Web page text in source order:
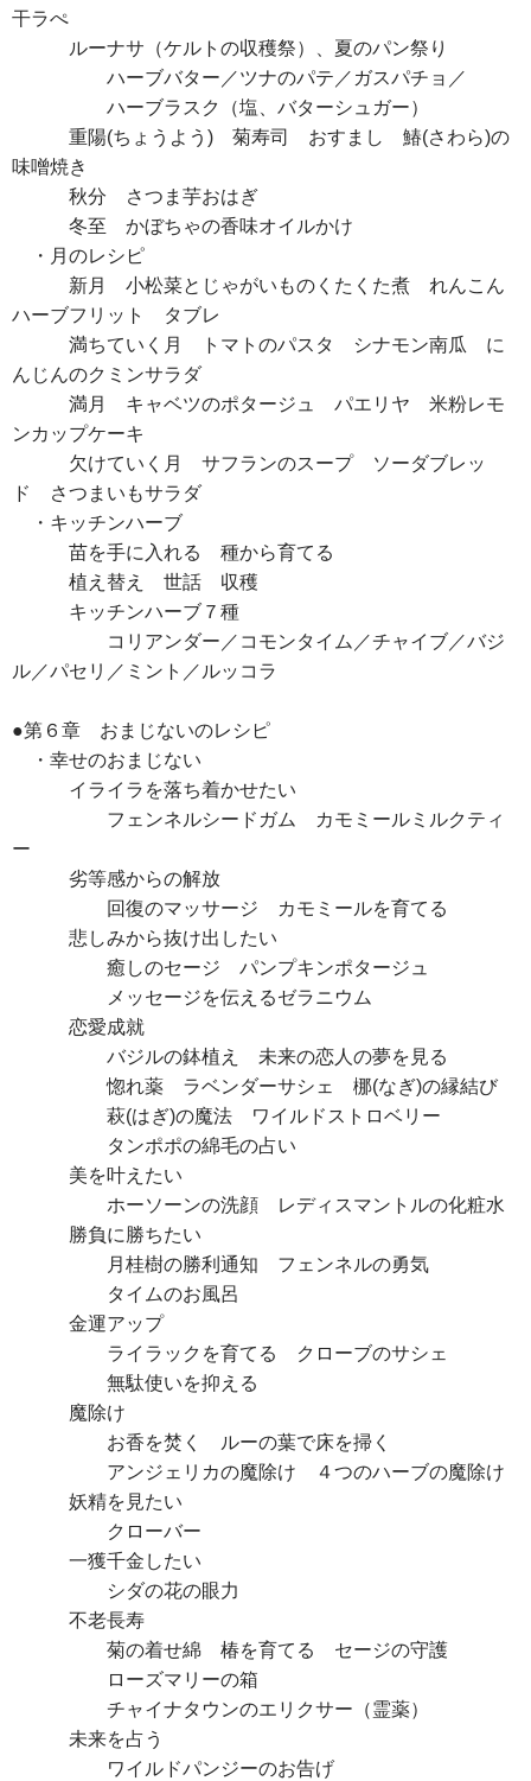
干ラぺ
ルーナサ（ケルトの収穫祭）、夏のパン祭り
ハーブバター／ツナのパテ／ガスパチョ／
ハーブラスク（塩、バターシュガー）
重陽(ちょうよう) 菊寿司 おすまし 鰆(さわら)の
味噌焼き
秋分 さつま芋おはぎ
冬至 かぼちゃの香味オイルかけ
・月のレシピ
新月 小松菜とじゃがいものくたくた煮 れんこん
ハーブフリット タブレ
満ちていく月 トマトのパスタ シナモン南瓜 に
んじんのクミンサラダ
満月 キャベツのポタージュ パエリヤ 米粉レモ
ンカップケーキ
欠けていく月 サフランのスープ ソーダブレッ
ド さつまいもサラダ
・キッチンハーブ
苗を手に入れる 種から育てる
植え替え 世話 収穫
キッチンハーブ７種
コリアンダー／コモンタイム／チャイブ／バジ
ル／パセリ／ミント／ルッコラ
●第６章 おまじないのレシピ
・幸せのおまじない
イライラを落ち着かせたい
フェンネルシードガム カモミールミルクティ
ー
劣等感からの解放
回復のマッサージ カモミールを育てる
悲しみから抜け出したい
癒しのセージ パンプキンポタージュ
メッセージを伝えるゼラニウム
恋愛成就
バジルの鉢植え 未来の恋人の夢を見る
惚れ薬 ラベンダーサシェ 梛(なぎ)の縁結び
萩(はぎ)の魔法 ワイルドストロベリー
タンポポの綿毛の占い
美を叶えたい
ホーソーンの洗顔 レディスマントルの化粧水
勝負に勝ちたい
月桂樹の勝利通知 フェンネルの勇気
タイムのお風呂
金運アップ
ライラックを育てる クローブのサシェ
無駄使いを抑える
魔除け
お香を焚く ルーの葉で床を掃く
アンジェリカの魔除け ４つのハーブの魔除け
妖精を見たい
クローバー
一獲千金したい
シダの花の眼力
不老長寿
菊の着せ綿 椿を育てる セージの守護
ローズマリーの箱
チャイナタウンのエリクサー（霊薬）
未来を占う
ワイルドパンジーのお告げ